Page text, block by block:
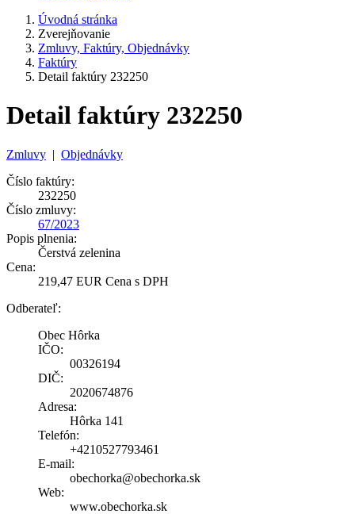
Úvodná stránka
Zverejňovanie
Zmluvy, Faktúry, Objednávky
Faktúry
Detail faktúry 232250
Detail faktúry 232250
Zmluvy | Objednávky
Číslo faktúry:
232250
Číslo zmluvy:
67/2023
Popis plnenia:
Čerstvá zelenina
Cena:
219,47 EUR Cena s DPH
Odberateľ:
Obec Hôrka
IČO:
00326194
DIČ:
2020674876
Adresa:
Hôrka 141
Telefón:
+4210527793461
E-mail:
obechorka@obechorka.sk
Web:
www.obechorka.sk